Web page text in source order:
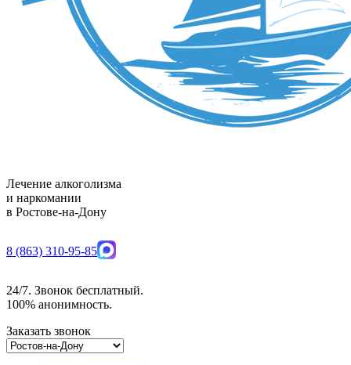
Лечение алкоголизма
и наркомании
в Ростове-на-Дону
8 (863) 310-95-85
24/7. Звонок бесплатный.
100% анонимность.
Заказать звонок